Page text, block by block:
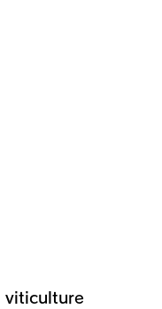
viticulture